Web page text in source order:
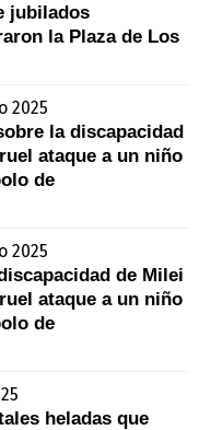
jubilados
la Plaza de Los
2025
la discapacidad
ataque a un niño
de
2025
de Milei
ataque a un niño
de
heladas que